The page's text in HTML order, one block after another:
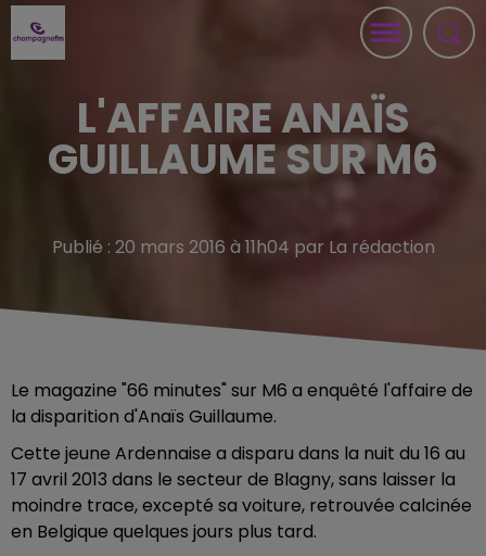
L'AFFAIRE ANAÏS
GUILLAUME SUR M6
Publié : 20 mars 2016 à 11h04 par La rédaction
Le magazine "66 minutes" sur M6 a enquêté l'affaire de
la disparition d'Anaïs Guillaume.
Cette jeune Ardennaise a disparu dans la nuit du 16 au
17 avril 2013 dans le secteur de Blagny, sans laisser la
moindre trace, excepté sa voiture, retrouvée calcinée
en Belgique quelques jours plus tard.